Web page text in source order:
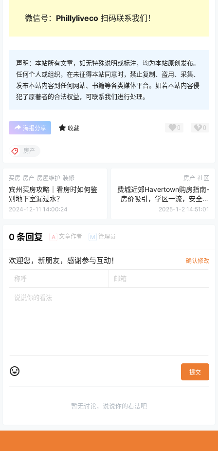
微信号： Phillyliveco扫码联系我们！
声明：本站所有文章，如无特殊说明或标注，均为本站原创发布。
任何个人或组织，在未征得本站同意时，禁止复制、盗用、采集、
发布本站内容到任何网站、书籍等各类媒体平台。如若本站内容侵
犯了原著者的合法权益，可联系我们进行处理。
海报分享 收藏 0 0
房产
买房 房产 房屋维护 装修
宾州买房攻略｜看房时如何鉴
别地下室漏过水？
2024-12-11 14:00:24
房产 社区
费城近郊Havertown购房指南-
房价吸引，学区一流，安全满
分
2025-1-2 14:51:01
0 条回复 A 文章作者 M 管理员
欢迎您，新朋友，感谢参与互动！ 确认修改
提交
暂无讨论，说说你的看法吧